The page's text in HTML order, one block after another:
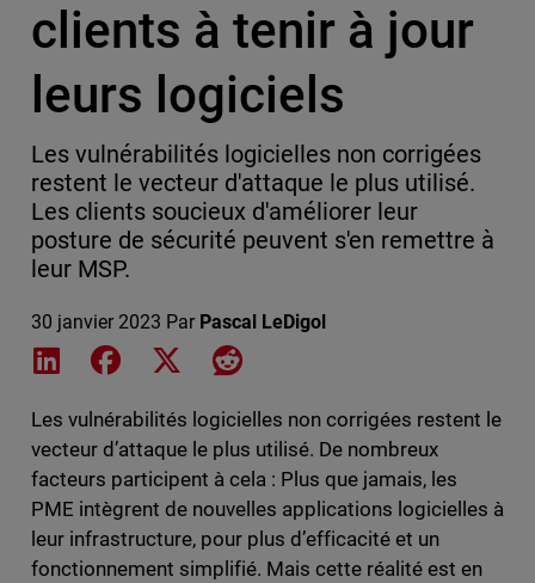
clients à tenir à jour
leurs logiciels
Les vulnérabilités logicielles non corrigées
restent le vecteur d'attaque le plus utilisé.
Les clients soucieux d'améliorer leur
posture de sécurité peuvent s'en remettre à
leur MSP.
30 janvier 2023 Par Pascal LeDigol
Share on LinkedIn
Share on Facebook
Share on XShare on Reddit
Les vulnérabilités logicielles non corrigées restent le
vecteur d’attaque le plus utilisé. De nombreux
facteurs participent à cela : Plus que jamais, les
PME intègrent de nouvelles applications logicielles à
leur infrastructure, pour plus d’efficacité et un
fonctionnement simplifié. Mais cette réalité est en